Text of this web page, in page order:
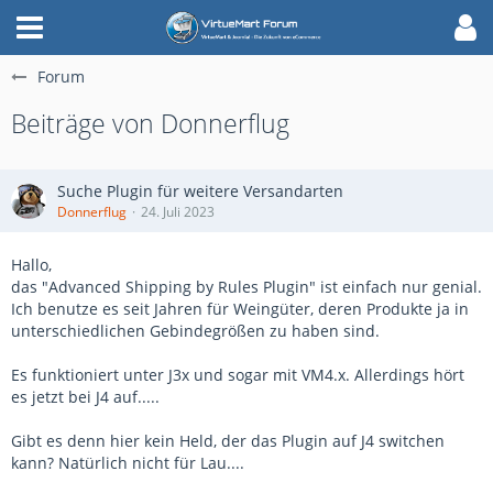
Forum
Beiträge von Donnerflug
Suche Plugin für weitere Versandarten
Donnerflug 24. Juli 2023
Hallo,
das "Advanced Shipping by Rules Plugin" ist einfach nur genial.
Ich benutze es seit Jahren für Weingüter, deren Produkte ja in
unterschiedlichen Gebindegrößen zu haben sind.
Es funktioniert unter J3x und sogar mit VM4.x. Allerdings hört
es jetzt bei J4 auf.....
Gibt es denn hier kein Held, der das Plugin auf J4 switchen
kann? Natürlich nicht für Lau....